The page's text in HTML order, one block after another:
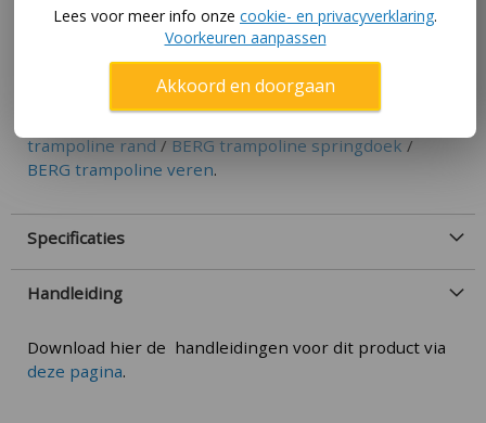
Per doosje van 10 stuks.
trampoline rand / BERG trampoline springdoek /
BERG trampoline veren.
Specificaties
Handleiding
Download hier de handleidingen voor dit product via
deze pagina.
Lees voor meer info onze cookie- en privacyverklaring.
Voorkeuren aanpassen
Akkoord en doorgaan